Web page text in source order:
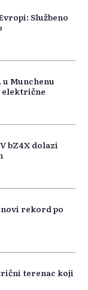
Službeno
u Munchenu
bZ4X dolazi
rekord po
terenac koji